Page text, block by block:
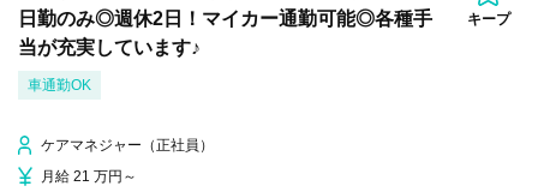
日勤のみ◎週休2日！マイカー通勤可能◎各種手
当が充実しています♪
キープ
車通勤OK
ケアマネジャー（正社員）
月給 21 万円～